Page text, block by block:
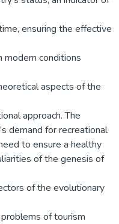
ensuring the effective
modern conditions
aspects of the
approach. The
demand for recreational
to ensure a healthy
of the genesis of
of the evolutionary
of tourism